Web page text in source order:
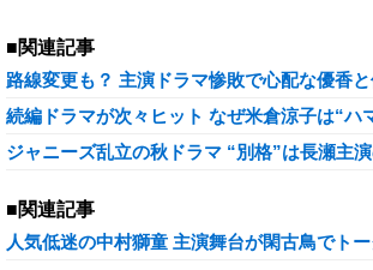
■関連記事
路線変更も？ 主演ドラマ惨敗で心配な優香
続編ドラマが次々ヒット なぜ米倉涼子は“ハ
ジャニーズ乱立の秋ドラマ “別格”は長瀬主演
■関連記事
人気低迷の中村獅童 主演舞台が閑古鳥でト